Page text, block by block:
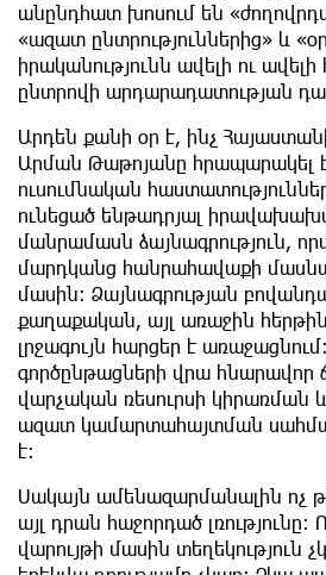
անընդհատ խոսում են
«ազատ ընտրություններից» և
իրականությունն ավելի ու
ընտրովի արդարադատության
Արդեն քանի օր է, ինչ
Արման Թաթոյանը հրապարակել
ուսումնական
ունեցած ենթադրյալ
մանրամասն ձայնագրություն,
մարդկանց հանրահավաքի
մասին։ Ձայնագրության
քաղաքական, այլ առաջին
լրջագույն հարցեր է
գործընթացների վրա հնարավոր
վարչական ռեսուրսի կիրառման
ազատ կամարտահայտման
է։
Սակայն ամենազարմանալին ոչ
այլ դրան հաջորդած
վարույթի մասին տեղեկություն